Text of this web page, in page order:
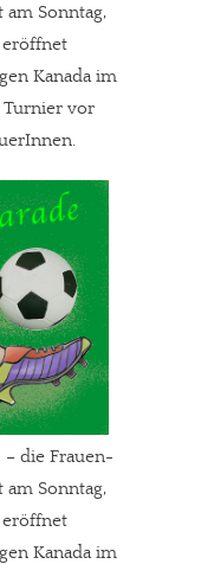
Sonntag,
eröffnet
Kanada im
Turnier vor
– die Frauen-
Sonntag,
eröffnet
Kanada im